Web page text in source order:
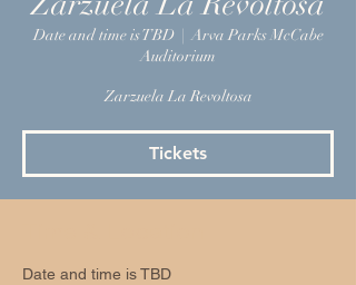
Date and time is TBD
  |
Arva Parks McCabe
Auditorium
Zarzuela La Revoltosa
Tickets
Date and time is TBD